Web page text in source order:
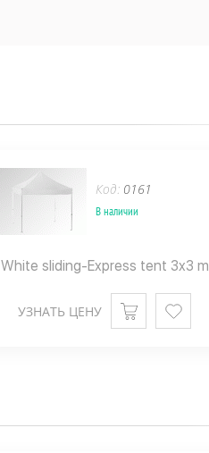
Код: 0161
В наличии
White sliding-Express tent 3x3 m
УЗНАТЬ ЦЕНУ